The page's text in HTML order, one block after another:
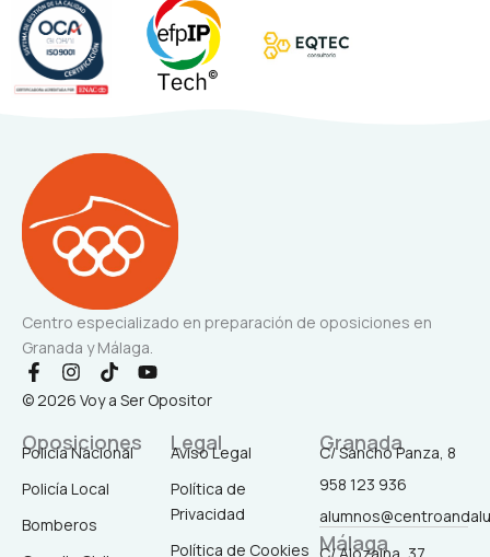
Centro especializado en preparación de oposiciones en
Granada y Málaga.
F
a
c
b
o
o
-
I
n
s
a
g
r
m
T
i
k
o
k
Y
o
u
© 2026 Voy a Ser Opositor
Oposiciones
Policía Nacional
Policía Local
Bomberos
Legal
Aviso Legal
Política de
Privacidad
Política de Cookies
Granada
C/ Sancho Panza, 8
958 123 936
Málaga